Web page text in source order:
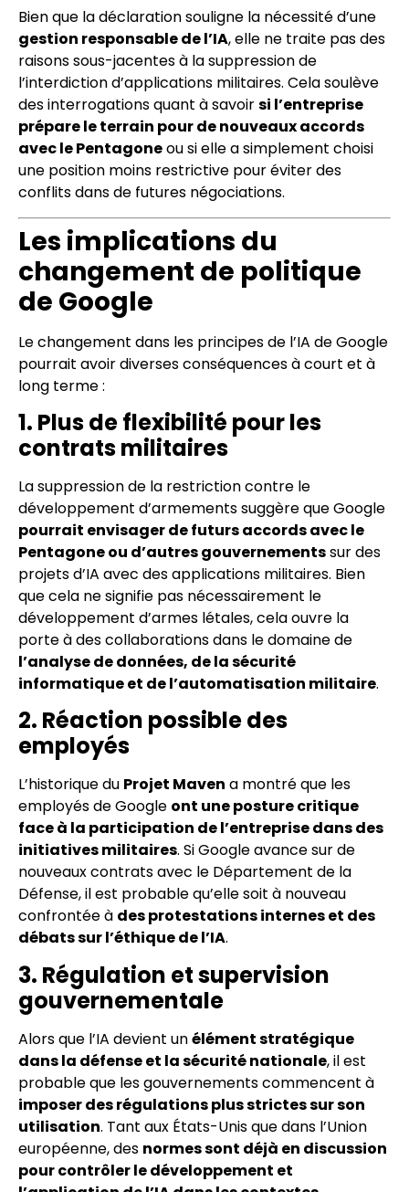
Bien que la déclaration souligne la nécessité d’une
gestion responsable de l’IA, elle ne traite pas des
raisons sous-jacentes à la suppression de
l’interdiction d’applications militaires. Cela soulève
des interrogations quant à savoirsi l’entreprise
prépare le terrain pour de nouveaux accords
avec le Pentagoneou si elle a simplement choisi
une position moins restrictive pour éviter des
conflits dans de futures négociations.
Les implications du
changement de politique
de Google
Le changement dans les principes de l’IA de Google
pourrait avoir diverses conséquences à court et à
long terme :
1. Plus de flexibilité pour les
contrats militaires
La suppression de la restriction contre le
développement d’armements suggère que Google
pourrait envisager de futurs accords avec le
Pentagone ou d’autres gouvernementssur des
projets d’IA avec des applications militaires. Bien
que cela ne signifie pas nécessairement le
développement d’armes létales, cela ouvre la
porte à des collaborations dans le domaine de
l’analyse de données, de la sécurité
informatique et de l’automatisation militaire.
2. Réaction possible des
employés
L’historique du Projet Maven a montré que les
employés de Google ont une posture critique
face à la participation de l’entreprise dans des
initiatives militaires. Si Google avance sur de
nouveaux contrats avec le Département de la
Défense, il est probable qu’elle soit à nouveau
confrontée à des protestations internes et des
débats sur l’éthique de l’IA.
3. Régulation et supervision
gouvernementale
Alors que l’IA devient unélément stratégique
dans la défense et la sécurité nationale, il est
probable que les gouvernements commencent à
imposer des régulations plus strictes sur son
utilisation. Tant aux États-Unis que dans l’Union
européenne, des normes sont déjà en discussion
pour contrôler le développement et